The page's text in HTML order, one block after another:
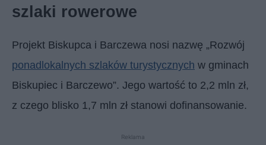
szlaki rowerowe
Projekt Biskupca i Barczewa nosi nazwę „Rozwój
ponadlokalnych szlaków turystycznych w gminach
Biskupiec i Barczewo”. Jego wartość to 2,2 mln zł,
z czego blisko 1,7 mln zł stanowi dofinansowanie.
Reklama